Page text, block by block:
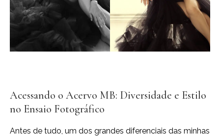
Acessando o Acervo MB: Diversidade e Estilo
no Ensaio Fotográfico
Antes de tudo, um dos grandes diferenciais das minhas